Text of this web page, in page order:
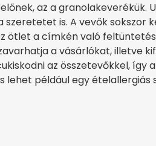
az a granolakeverékük.
is. A vevők sokszor
ötlet a címkén való
a vásárlókat, illetve
az összetevőkkel, így
például egy ételallergiás